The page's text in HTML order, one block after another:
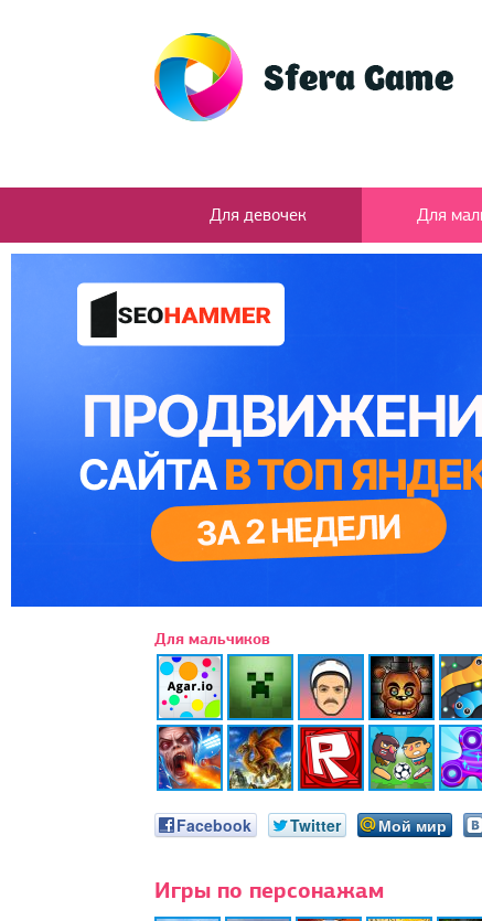
Для девочек Для
Для мальчиков
Facebook Twitter Мой мир
Игры по персонажам